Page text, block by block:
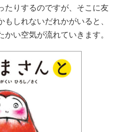
たりするのですが、そこに友
しれないだれかがいると、
い空気が流れていきます。